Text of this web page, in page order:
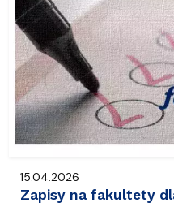
15.04.2026
Zapisy na fakultety